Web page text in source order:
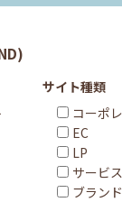
サイト種類
コーポ
EC
LP
サービス
ブランド